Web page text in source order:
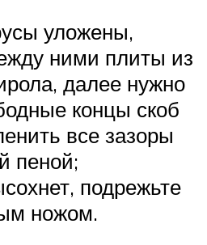
уложены,
ними плиты из
далее нужно
концы скоб
все зазоры
пеной;
подрежьте
ножом.